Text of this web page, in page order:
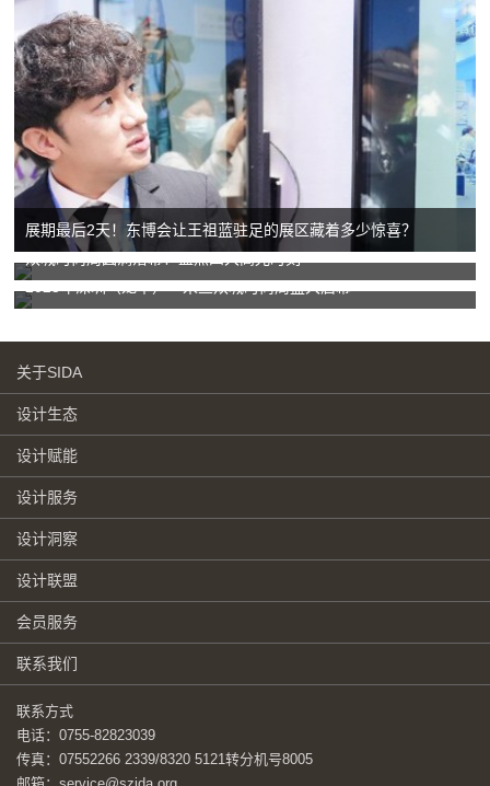
展期最后2天！东博会让王祖蓝驻足的展区藏着多少惊喜？
双城时尚周圆满落幕！盘点四大高光时刻
2025年深圳（龙华）・米兰双城时尚周盛大启幕
关于SIDA
设计生态
设计赋能
设计服务
设计洞察
设计联盟
会员服务
联系我们
联系方式
电话：0755-82823039
传真：07552266 2339/8320 5121转分机号8005